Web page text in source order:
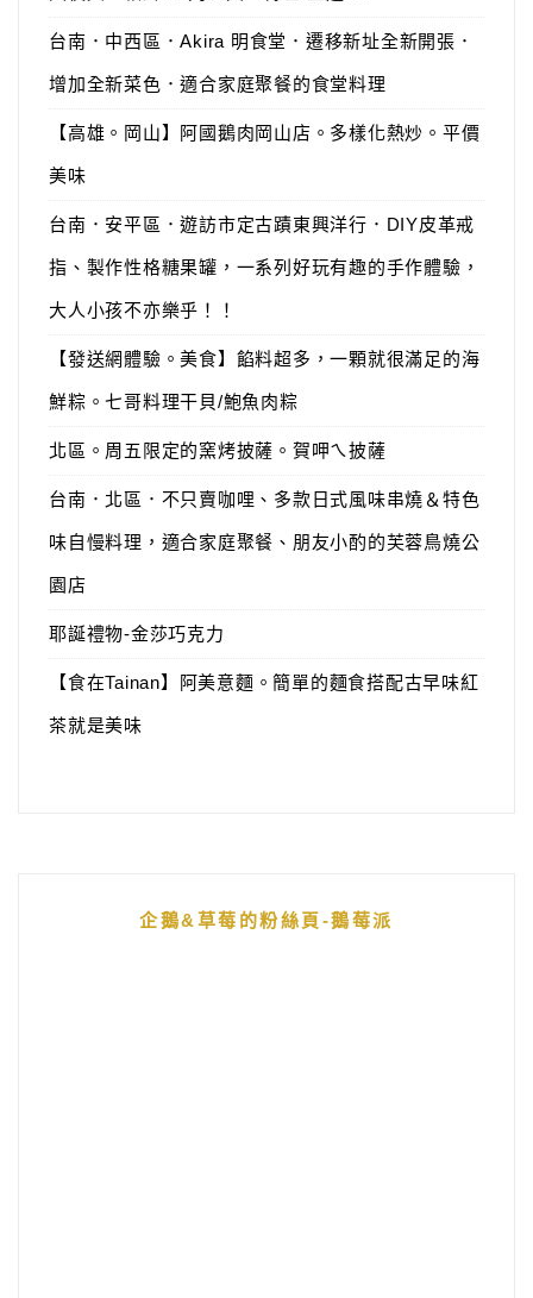
台南．中西區．Akira 明食堂．遷移新址全新開張．
增加全新菜色．適合家庭聚餐的食堂料理
【高雄。岡山】阿國鵝肉岡山店。多樣化熱炒。平價
美味
台南．安平區．遊訪市定古蹟東興洋行．DIY皮革戒
指、製作性格糖果罐，一系列好玩有趣的手作體驗，
大人小孩不亦樂乎！！
【發送網體驗。美食】餡料超多，一顆就很滿足的海
鮮粽。七哥料理干貝/鮑魚肉粽
北區。周五限定的窯烤披薩。賀呷ㄟ披薩
台南．北區．不只賣咖哩、多款日式風味串燒＆特色
味自慢料理，適合家庭聚餐、朋友小酌的芙蓉鳥燒公
園店
耶誕禮物-金莎巧克力
【食在Tainan】阿美意麵。簡單的麵食搭配古早味紅
茶就是美味
企鵝&草莓的粉絲頁-鵝莓派